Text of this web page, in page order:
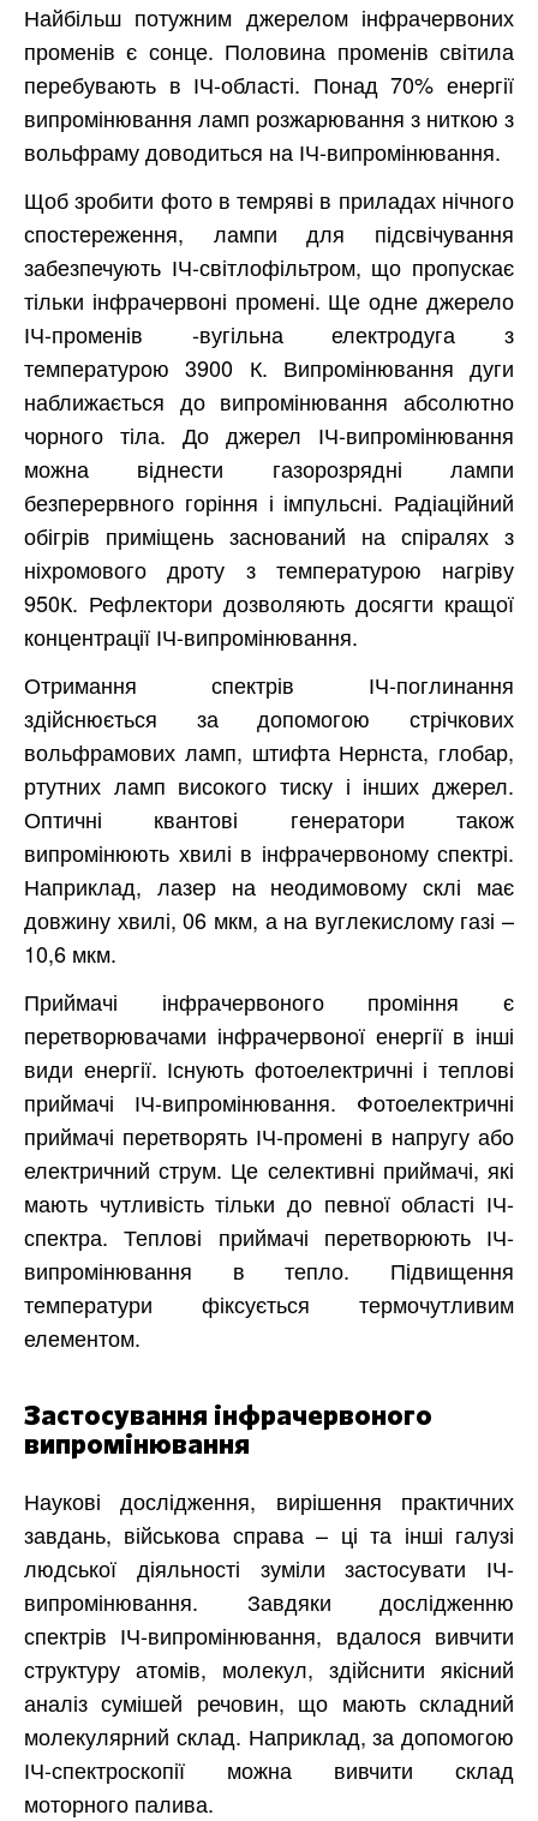
Найбільш потужним джерелом інфрачервоних
променів є сонце. Половина променів світила
перебувають в ІЧ-області. Понад 70% енергії
випромінювання ламп розжарювання з ниткою з
вольфраму доводиться на ІЧ-випромінювання.
Щоб зробити фото в темряві в приладах нічного
спостереження, лампи для підсвічування
забезпечують ІЧ-світлофільтром, що пропускає
тільки інфрачервоні промені. Ще одне джерело
ІЧ-променів -вугільна електродуга з
температурою 3900 К. Випромінювання дуги
наближається до випромінювання абсолютно
чорного тіла. До джерел ІЧ-випромінювання
можна віднести газорозрядні лампи
безперервного горіння і імпульсні. Радіаційний
обігрів приміщень заснований на спіралях з
ніхромового дроту з температурою нагріву
950К. Рефлектори дозволяють досягти кращої
концентрації ІЧ-випромінювання.
Отримання спектрів ІЧ-поглинання
здійснюється за допомогою стрічкових
вольфрамових ламп, штифта Нернста, глобар,
ртутних ламп високого тиску і інших джерел.
Оптичні квантові генератори також
випромінюють хвилі в інфрачервоному спектрі.
Наприклад, лазер на неодимовому склі має
довжину хвилі, 06 мкм, а на вуглекислому газі –
10,6 мкм.
Приймачі інфрачервоного проміння є
перетворювачами інфрачервоної енергії в інші
види енергії. Існують фотоелектричні і теплові
приймачі ІЧ-випромінювання. Фотоелектричні
приймачі перетворять ІЧ-промені в напругу або
електричний струм. Це селективні приймачі, які
мають чутливість тільки до певної області ІЧ-
спектра. Теплові приймачі перетворюють ІЧ-
випромінювання в тепло. Підвищення
температури фіксується термочутливим
елементом.
Застосування інфрачервоного
випромінювання
Наукові дослідження, вирішення практичних
завдань, військова справа – ці та інші галузі
людської діяльності зуміли застосувати ІЧ-
випромінювання. Завдяки дослідженню
спектрів ІЧ-випромінювання, вдалося вивчити
структуру атомів, молекул, здійснити якісний
аналіз сумішей речовин, що мають складний
молекулярний склад. Наприклад, за допомогою
ІЧ-спектроскопії можна вивчити склад
моторного палива.